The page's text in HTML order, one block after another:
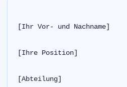
[Ihr Vor- und Nachname]
[Ihre Position]
[Abteilung]